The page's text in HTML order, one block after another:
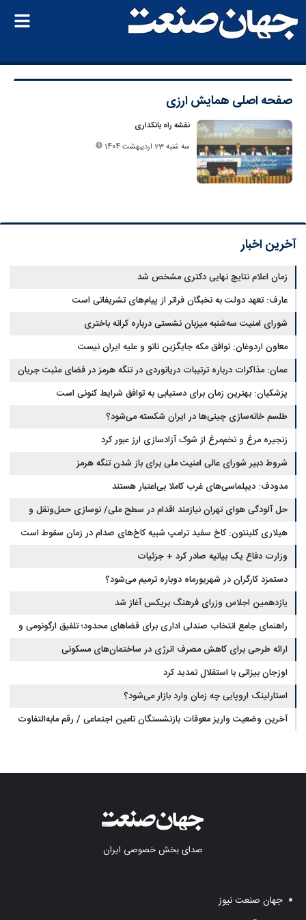
صفحه اصلی همایش ارزی
نقشه راه بانکداری
سه شنبه 23 اردیبهشت 1404
آخرین اخبار
زمان اعلام نتایج نهایی دکتری مشخص شد
عارف: تعهد دولت به نخبگان فراتر از پیام‎‌های تشریفاتی است
شورای امنیت سه‌شنبه میزبان نشستی درباره کرانه باختری
معاون اردوغان: توافق مکه جایگزین ناتو و علیه ایران نیست
عمان: مذاکرات درباره ترتیبات دریانوردی در تنگه هرمز در فضای مثبت جریان
دارد
پزشکیان‌: بهترین زمان برای دستیابی به توافق شرایط کنونی است
طلسم خانه‌سازی چینی‌ها در ایران شکسته می‌شود؟
زنجیره مرغ و تخم‌مرغ از شوک آزادسازی ارز عبور کرد
شروط دبیر شورای عالی امنیت ملی برای باز شدن تنگه هرمز
مدودف: دیپلماسی‌های غرب کاملا بی‌اعتبار هستند
حل آلودگی هوای تهران نیازمند اقدام در سطح ملی/ نوسازی حمل‌ونقل و
کنترل بارگذاری‌هادراولویت
هیلاری کلینتون: کاخ سفید ترامپ شبیه کاخ‌های صدام در زمان سقوط است
وزارت دفاع یک بیانیه صادر کرد + جزئیات
دستمزد کارگران در شهریورماه دوباره ترمیم می‌شود؟
یازدهمین اجلاس وزرای فرهنگ بریکس آغاز شد
راهنمای جامع انتخاب صندلی اداری برای فضاهای محدود؛ تلفیق ارگونومی و
طراحی
ارائه طرحی برای کاهش مصرف انرژی در ساختمان‌های مسکونی
اوزجان بیزاتی با استقلال تمدید کرد
استارلینک اروپایی چه زمان وارد بازار می‌شود؟
آخرین وضعیت واریز معوقات بازنشستگان تامین اجتماعی / رقم مابه‌التفاوت
صدای بخش خصوصی ایران
جهان صنعت نیوز